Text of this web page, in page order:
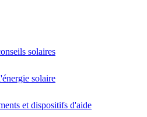
solaires
solaire
et dispositifs d'aide